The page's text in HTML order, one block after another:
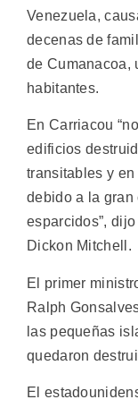
Venezuela,
decenas de
de Cumanacoa,
habitantes.
En Carriacou
edificios
transitables y
debido a la gran
esparcidos”,
Dickon Mitchell.
El primer
Ralph
las pequeñas
quedaron
El